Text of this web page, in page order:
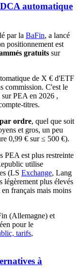
automatique
par la BaFin, a lancé
positionnement est
gratuits sur
de X € d'ETF
commission. C'est le
sur PEA en 2026 ,
titres.
ordre, quel que soit
et gros, un peu
0,99 € sur ≤ 500 €).
PEA est plus restreinte
utilise
(LS Exchange, Lang
légèrement plus élevés
français mais moins
(Allemagne) et
pour le
tarifs,
à